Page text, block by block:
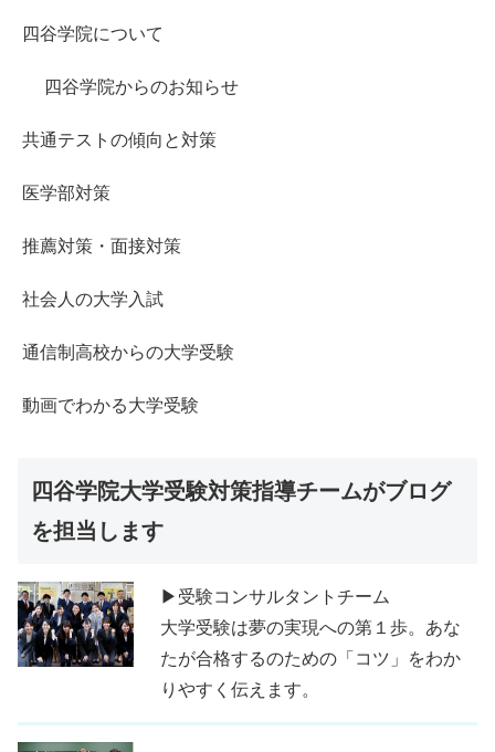
四谷学院について
四谷学院からのお知らせ
共通テストの傾向と対策
医学部対策
推薦対策・面接対策
社会人の大学入試
通信制高校からの大学受験
動画でわかる大学受験
四谷学院大学受験対策指導チームがブログ
を担当します
▶受験コンサルタントチーム
大学受験は夢の実現への第１歩。あな
たが合格するのための「コツ」をわか
りやすく伝えます。